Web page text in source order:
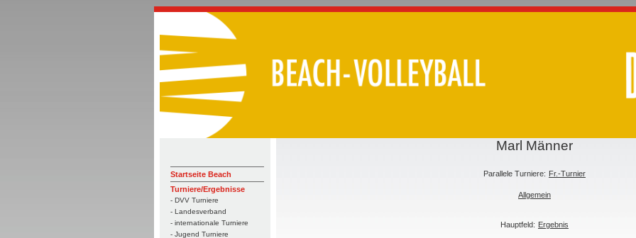
Startseite Beach
Turniere/Ergebnisse
- DVV Turniere
- Landesverband
- internationale Turniere
- Jugend Turniere
Marl Männer
Parallele Turniere: Fr.-Turnier
Allgemein
Hauptfeld: Ergebnis